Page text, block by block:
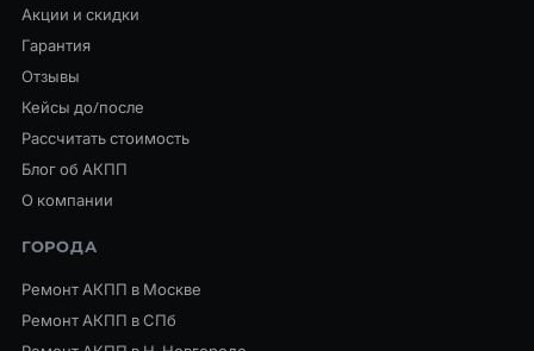
Акции и скидки
Гарантия
Отзывы
Кейсы до/после
Рассчитать стоимость
Блог об АКПП
О компании
ГОРОДА
Ремонт АКПП в Москве
Ремонт АКПП в СПб